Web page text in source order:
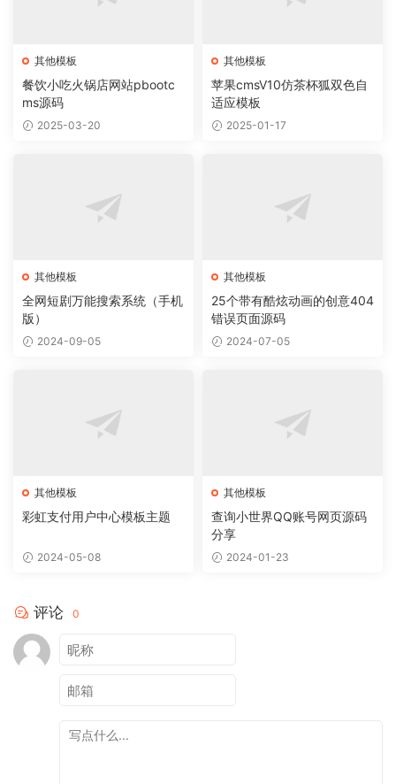
其他模板
餐饮小吃火锅店网站pbootc
ms源码
2025-03-20
其他模板
苹果cmsV10仿茶杯狐双色自
适应模板
2025-01-17
其他模板
全网短剧万能搜索系统（手机
版）
2024-09-05
其他模板
25个带有酷炫动画的创意404
错误页面源码
2024-07-05
其他模板
彩虹支付用户中心模板主题
2024-05-08
其他模板
查询小世界QQ账号网页源码
分享
2024-01-23
评论 0